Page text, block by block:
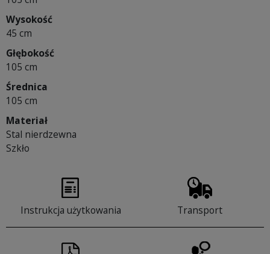
Wysokość
45 cm
Głębokość
105 cm
Średnica
105 cm
Materiał
Stal nierdzewna
Szkło
Instrukcja użytkowania Transport